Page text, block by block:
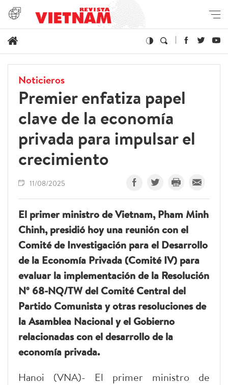
Noticieros
Premier enfatiza papel
clave de la economía
privada para impulsar el
crecimiento
11/08/2025
El primer ministro de Vietnam, Pham Minh
Chinh, presidió hoy una reunión con el
Comité de Investigación para el Desarrollo
de la Economía Privada (Comité IV) para
evaluar la implementación de la Resolución
Nº 68-NQ/TW del Comité Central del
Partido Comunista y otras resoluciones de
la Asamblea Nacional y el Gobierno
relacionadas con el desarrollo de la
economía privada.
Hanoi (VNA)- El primer ministro de